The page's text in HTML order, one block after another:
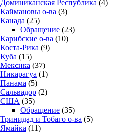
Доминиканская Республика (4)
Каймановы о-ва (3)
Канада (25)
Обращение (23)
Карибские о-ва (10)
Коста-Рика (9)
Куба (15)
Мексика (37)
Никарагуа (1)
Панама (5)
Сальвадор (2)
США (35)
Обращение (35)
Тринидад и Тобаго о-ва (5)
Ямайка (11)